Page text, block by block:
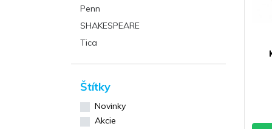
Penn
SHAKESPEARE
Tica
Štítky
Novinky
Akcie